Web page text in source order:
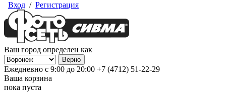
Вход / Регистрация
Ваш город определен как
Ежедневно с 9:00 до 20:00 +7 (4712) 51-22-29
Ваша корзина
пока пуста